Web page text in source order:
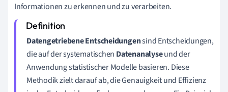
Informationen zu erkennen und zu verarbeiten.
Datengetriebene Entscheidungensind Entscheidungen,
die auf der systematischen Datenanalyseund der
Anwendung statistischer Modelle basieren. Diese
Methodik zielt darauf ab, die Genauigkeit und Effizienz